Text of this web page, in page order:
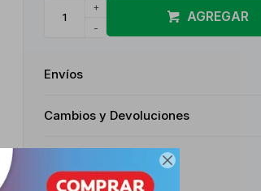

+
-
AGREGAR
Envíos
Cambios y Devoluciones